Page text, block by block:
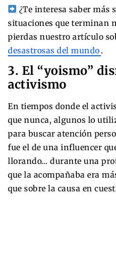
¿Te interesa saber más
situaciones que terminan
pierdas nuestro artículo
desastrosas del mundo .
3. El “yoismo”
activismo
En tiempos donde el
que nunca, algunos lo
para buscar atención
fue el de una influencer
llorando… durante una
que la acompañaba era
que sobre la causa en